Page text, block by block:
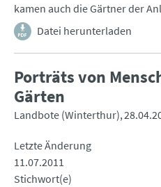
kamen auch die Gärtner der
Datei herunterladen
Porträts von
Gärten
Landbote (Winterthur)
Letzte Änderung
11.07.2011
Stichwort(e)